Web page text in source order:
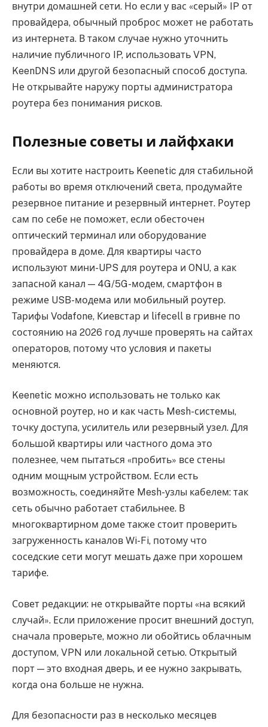
внутри домашней сети. Но если у вас «серый» IP от
провайдера, обычный проброс может не работать
из интернета. В таком случае нужно уточнить
наличие публичного IP, использовать VPN,
KeenDNS или другой безопасный способ доступа.
Не открывайте наружу порты администратора
роутера без понимания рисков.
Полезные советы и лайфхаки
Если вы хотите настроить Keenetic для стабильной
работы во время отключений света, продумайте
резервное питание и резервный интернет. Роутер
сам по себе не поможет, если обесточен
оптический терминал или оборудование
провайдера в доме. Для квартиры часто
используют мини-UPS для роутера и ONU, а как
запасной канал — 4G/5G-модем, смартфон в
режиме USB-модема или мобильный роутер.
Тарифы Vodafone, Киевстар и lifecell в гривне по
состоянию на 2026 год лучше проверять на сайтах
операторов, потому что условия и пакеты
меняются.
Keenetic можно использовать не только как
основной роутер, но и как часть Mesh-системы,
точку доступа, усилитель или резервный узел. Для
большой квартиры или частного дома это
полезнее, чем пытаться «пробить» все стены
одним мощным устройством. Если есть
возможность, соединяйте Mesh-узлы кабелем: так
сеть обычно работает стабильнее. В
многоквартирном доме также стоит проверить
загруженность каналов Wi-Fi, потому что
соседские сети могут мешать даже при хорошем
тарифе.
Совет редакции: не открывайте порты «на всякий
случай». Если приложение просит внешний доступ,
сначала проверьте, можно ли обойтись облачным
доступом, VPN или локальной сетью. Открытый
порт — это входная дверь, и ее нужно закрывать,
когда она больше не нужна.
Для безопасности раз в несколько месяцев